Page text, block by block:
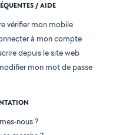
/ AIDE
vérifier mon mobile
à mon compte
depuis le site web
mon mot de passe
nous ?